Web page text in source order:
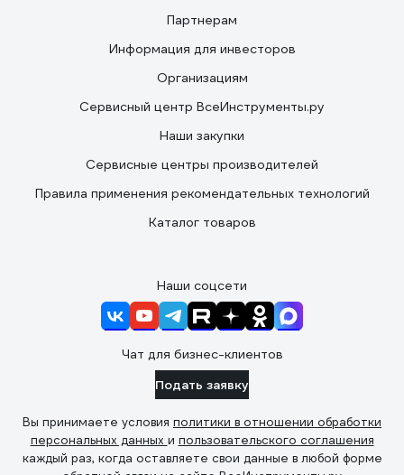
Партнерам
Информация для инвесторов
Организациям
Сервисный центр ВсеИнструменты.ру
Наши закупки
Сервисные центры производителей
Правила применения рекомендательных технологий
Каталог товаров
Наши соцсети
Чат для бизнес-клиентов
Подать заявку
Вы принимаете условия политики в отношении обработки
персональных данных и пользовательского соглашения
каждый раз, когда оставляете свои данные в любой форме